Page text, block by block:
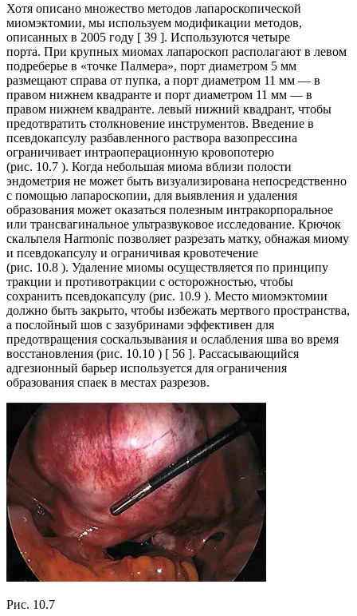
Хотя описано множество методов лапароскопической
миомэктомии, мы используем модификации методов,
описанных в 2005 году [ 39 ]. Используются четыре
порта. При крупных миомах лапароскоп располагают в левом
подреберье в «точке Палмера», порт диаметром 5 мм
размещают справа от пупка, а порт диаметром 11 мм — в
правом нижнем квадранте и порт диаметром 11 мм — в
правом нижнем квадранте. левый нижний квадрант, чтобы
предотвратить столкновение инструментов. Введение в
псевдокапсулу разбавленного раствора вазопрессина
ограничивает интраоперационную кровопотерю
(рис. 10.7 ). Когда небольшая миома вблизи полости
эндометрия не может быть визуализирована непосредственно
с помощью лапароскопии, для выявления и удаления
образования может оказаться полезным интракорпоральное
или трансвагинальное ультразвуковое исследование. Крючок
скальпеля Harmonic позволяет разрезать матку, обнажая миому
и псевдокапсулу и ограничивая кровотечение
(рис. 10.8 ). Удаление миомы осуществляется по принципу
тракции и противотракции с осторожностью, чтобы
сохранить псевдокапсулу (рис. 10.9 ). Место миомэктомии
должно быть закрыто, чтобы избежать мертвого пространства,
а послойный шов с зазубринами эффективен для
предотвращения соскальзывания и ослабления шва во время
восстановления (рис. 10.10 ) [ 56 ]. Рассасывающийся
адгезионный барьер используется для ограничения
образования спаек в местах разрезов.
Рис. 10.7